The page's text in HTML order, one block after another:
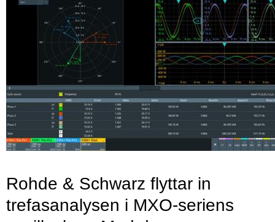
Rohde & Schwarz flyttar in
trefasanalysen i MXO-seriens